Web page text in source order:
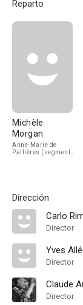
Reparto
Michèle
Morgan
Anne-Marie de
Pallières (segment
Dirección
Carlo
Director
Yves
Director
Claude
Director